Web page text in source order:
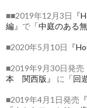
■■2019年12月3日 『
編』 で 「中庭のある
■2020年5月10日 『
■2019年9月30日発売
本 関西版』
に 「回
■2019年4月1日発売